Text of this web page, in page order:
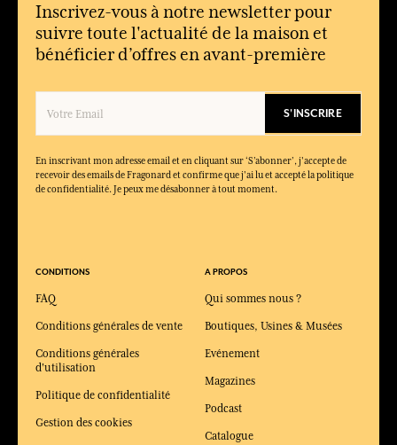
Inscrivez-vous à notre newsletter pour
suivre toute l'actualité de la maison et
bénéficier d’offres en avant-première
S'INSCRIRE
En inscrivant mon adresse email et en cliquant sur ‘S’abonner’, j'accepte de
recevoir des emails de Fragonard et confirme que j'ai lu et accepté la politique
de confidentialité. Je peux me désabonner à tout moment.
CONDITIONS
FAQ
Conditions générales de vente
Conditions générales
d'utilisation
Politique de confidentialité
Gestion des cookies
A PROPOS
Qui sommes nous ?
Boutiques, Usines & Musées
Evénement
Magazines
Podcast
Catalogue